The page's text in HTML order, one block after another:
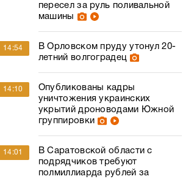
пересел за руль поливальной
машины
14:54
В Орловском пруду утонул 20-
летний волгоградец
14:10
Опубликованы кадры
уничтожения украинских
укрытий дроноводами Южной
группировки
14:01
В Саратовской области с
подрядчиков требуют
полмиллиарда рублей за